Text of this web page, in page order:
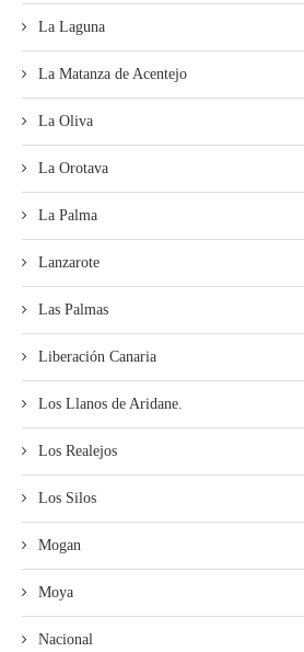
La Laguna
La Matanza de Acentejo
La Oliva
La Orotava
La Palma
Lanzarote
Las Palmas
Liberación Canaria
Los Llanos de Aridane.
Los Realejos
Los Silos
Mogan
Moya
Nacional